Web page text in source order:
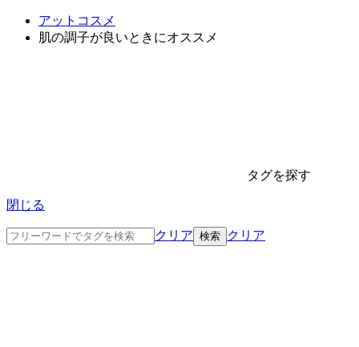
アットコスメ
肌の調子が良いときにオススメ
タグを探す
閉じる
クリア クリア